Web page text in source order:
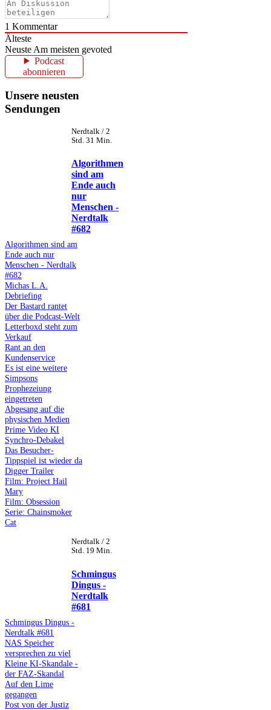
1 Kommentar
Älteste
Neuste Am meisten gevoted
Podcast
abonnieren
Unsere neusten
Sendungen
Nerdtalk / 2
Std. 31 Min.
Algorithmen
sind am
Ende auch
nur
Menschen -
Nerdtalk
#682
Algorithmen sind am
Ende auch nur
Menschen - Nerdtalk
#682
Michas L.A.
Debriefing
Der Bastard rantet
über die Podcast-Welt
Letterboxd steht zum
Verkauf
Rant an den
Kundenservice
Es ist eine weitere
Simpsons
Prophezeiung
eingetreten
Abgesang auf die
physischen Medien
Prime Video KI
Synchro-Debakel
Das Besucher-
Tippspiel ist wieder da
Digger Trailer
Film: Project Hail
Mary
Film: Obsession
Serie: Chainsmoker
Cat
Nerdtalk / 2
Std. 19 Min.
Schmingus
Dingus -
Nerdtalk
#681
Schmingus Dingus -
Nerdtalk #681
NAS Speicher
versprechen zu viel
Kleine KI-Skandale -
der FAZ-Skandal
Auf den Lime
gegangen
Post von der Justiz